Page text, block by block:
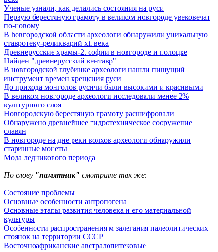
Ученые узнали, как делались состояния на руси
Первую берестяную грамоту в великом новгороде увековечат
по-новому
В hовгородской области археологи обнаружили уникальную
ставротеку-реликварий xii века
Древнерусские храмы-2. софии в новгороде и полоцке
Найден "древнерусский кентавр"
В новгородской глубинке археологи нашли пишущий
инструмент времен крещения руси
До прихода монголов русичи были высокими и красивыми
В великом новгороде археологи исследовали менее 2%
культурного слоя
Новгородскую берестяную грамоту расшифровали
Обнаружено древнейшее гидротехническое сооружение
славян
В новгороде на дне реки волхов археологи обнаружили
старинные монеты
Мода ледникового периода
По слову "памятник" смотрите так же:
Состояние проблемы
Основные особенности антропогена
Основные этапы развития человека и его материальной
культуры
Особенности распространения м залегания палеолитических
стоянок на территории СССР
Восточноафриканские австралопитековые